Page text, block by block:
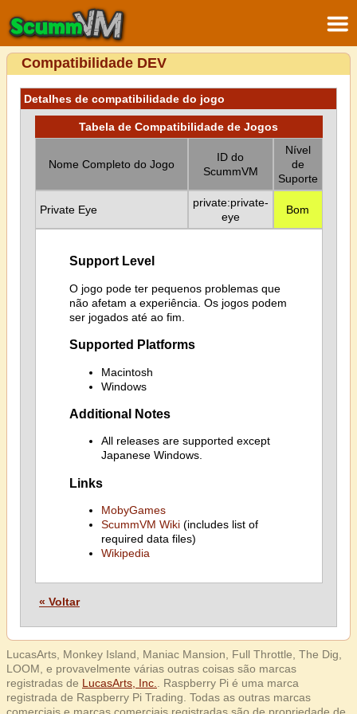
Compatibilidade DEV
Detalhes de compatibilidade do jogo
Tabela de Compatibilidade de Jogos
Nome Completo do Jogo
ID do
ScummVM
Nível
de
Suporte
Private Eye
private:private-
eye
Bom
Support Level
O jogo pode ter pequenos problemas que
não afetam a experiência. Os jogos podem
ser jogados até ao fim.
Supported Platforms
Macintosh
Windows
Additional Notes
All releases are supported except
Japanese Windows.
Links
MobyGames
ScummVM Wiki(includes list of
required data files)
Wikipedia
« Voltar
LucasArts, Monkey Island, Maniac Mansion, Full Throttle, The Dig,
LOOM, e provavelmente várias outras coisas são marcas
registradas de LucasArts, Inc.
. Raspberry Pi é uma marca
registrada de Raspberry Pi Trading. Todas as outras marcas